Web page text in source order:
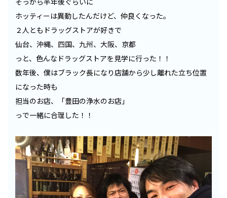
ホッティーは異動したんだけど、仲良くなった。
２人ともドラッグストアが好きで
仙台、沖縄、四国、九州、大阪、京都
っと、色んなドラッグストアを見学に行った！！
数年後、僕はブラック長になり店舗から少し離れた立ち位置
になった時も
担当のお店、「豊田の浄水のお店」
っで一緒に合理した！！